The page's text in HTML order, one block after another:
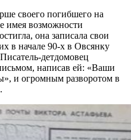
своего погибшего на
имея возможности
она записала свои
в начале 90-х в Овсянку
детдомовец
написав ей: «Ваши
и огромным разворотом в